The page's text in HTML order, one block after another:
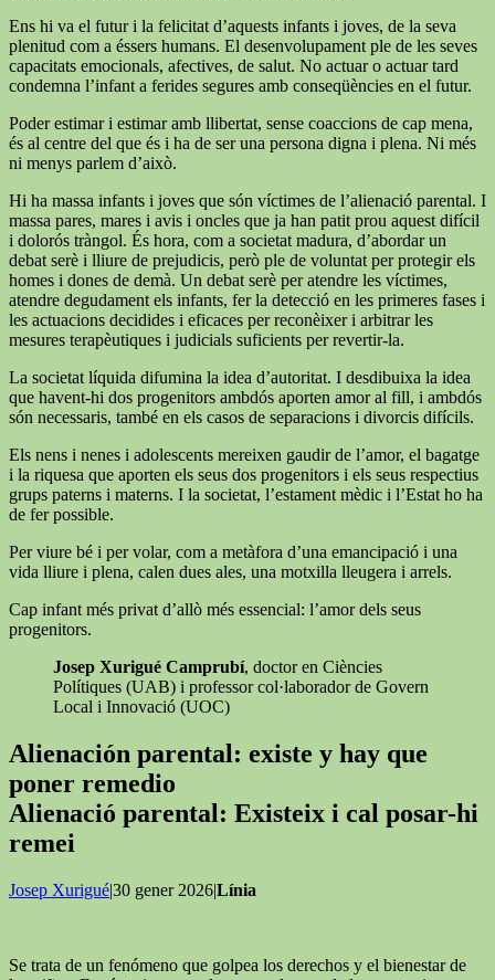
Ens hi va el futur i la felicitat d’aquests infants i joves, de la seva
plenitud com a éssers humans. El desenvolupament ple de les seves
capacitats emocionals, afectives, de salut. No actuar o actuar tard
condemna l’infant a ferides segures amb conseqüències en el futur.
Poder estimar i estimar amb llibertat, sense coaccions de cap mena,
és al centre del que és i ha de ser una persona digna i plena. Ni més
ni menys parlem d’això.
Hi ha massa infants i joves que són víctimes de l’alienació parental. I
massa pares, mares i avis i oncles que ja han patit prou aquest difícil
i dolorós tràngol. És hora, com a societat madura, d’abordar un
debat serè i lliure de prejudicis, però ple de voluntat per protegir els
homes i dones de demà. Un debat serè per atendre les víctimes,
atendre degudament els infants, fer la detecció en les primeres fases i
les actuacions decidides i eficaces per reconèixer i arbitrar les
mesures terapèutiques i judicials suficients per revertir-la.
La societat líquida difumina la idea d’autoritat. I desdibuixa la idea
que havent-hi dos progenitors ambdós aporten amor al fill, i ambdós
són necessaris, també en els casos de separacions i divorcis difícils.
Els nens i nenes i adolescents mereixen gaudir de l’amor, el bagatge
i la riquesa que aporten els seus dos progenitors i els seus respectius
grups paterns i materns. I la societat, l’estament mèdic i l’Estat ho ha
de fer possible.
Per viure bé i per volar, com a metàfora d’una emancipació i una
vida lliure i plena, calen dues ales, una motxilla lleugera i arrels.
Cap infant més privat d’allò més essencial: l’amor dels seus
progenitors.
Josep Xurigué Camprubí, doctor en Ciències
Polítiques (UAB) i professor col·laborador de Govern
Local i Innovació (UOC)
Alienación parental: existe y hay que
poner remedio
Alienació parental: Existeix i cal posar-hi
remei
Josep Xurigué|30 gener 2026|Línia
Se trata de un fenómeno que golpea los derechos y el bienestar de